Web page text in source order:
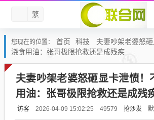
繁
您现在的位置： 首页 科技
夫妻吵架老婆怒
浇食用油：张哥极限抢救还是成残疾
夫妻吵架老婆怒砸显卡泄愤！
用油：张哥极限抢救还是成残
访客 2026-04-09 15:02:25 49579 抢沙发